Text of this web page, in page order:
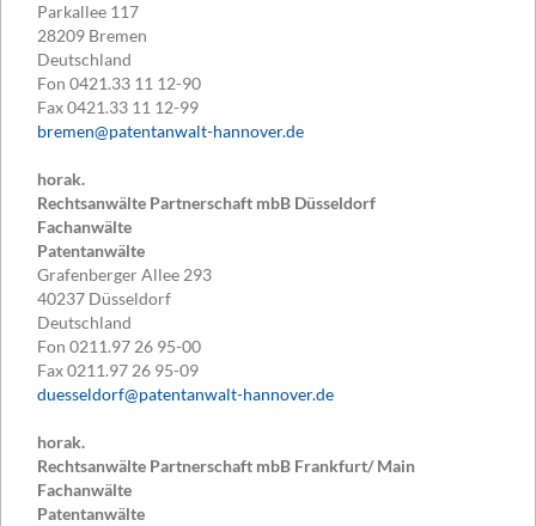
Parkallee 117
28209 Bremen
Deutschland
Fon 0421.33 11 12-90
Fax0421.33 11 12-99
bremen@patentanwalt-hannover.de
horak.
Rechtsanwälte Partnerschaft mbB Düsseldorf
Fachanwälte
Patentanwälte
Grafenberger Allee 293
40237 Düsseldorf
Deutschland
Fon 0211.97 26 95-00
Fax0211.97 26 95-09
duesseldorf@patentanwalt-hannover.de
horak.
Rechtsanwälte Partnerschaft mbB Frankfurt/ Main
Fachanwälte
Patentanwälte